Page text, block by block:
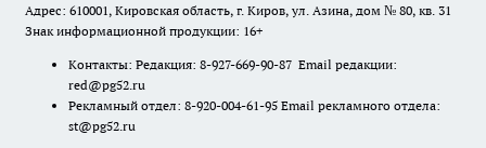
Адрес: 610001, Кировская область, г. Киров, ул. Азина, дом № 80, кв. 31
Знак информационной продукции: 16+
Контакты: Редакция: 8-927-669-90-87 Email редакции:
red@pg52.ru
Рекламный отдел: 8-920-004-61-95 Email рекламного отдела:
st@pg52.ru